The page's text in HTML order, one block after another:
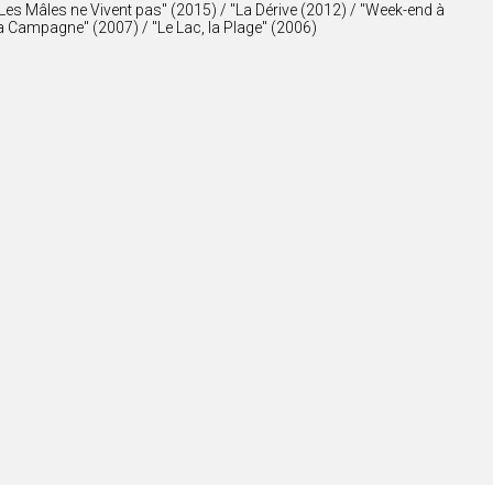
Mâles ne Vivent pas'' (2015) / ''La Dérive (2012) / ''Week-end à
Campagne'' (2007) / ''Le Lac, la Plage'' (2006)